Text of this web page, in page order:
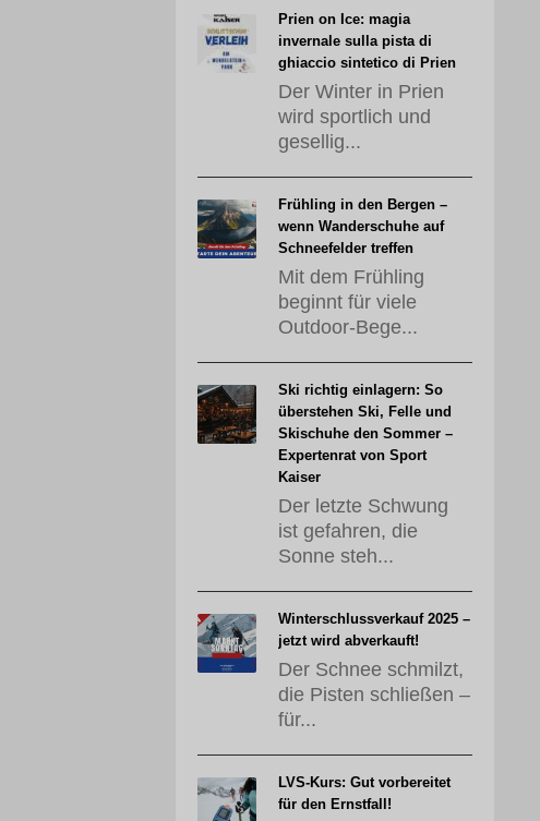
Prien on Ice: magia
invernale sulla pista di
ghiaccio sintetico di Prien
Der Winter in Prien
wird sportlich und
gesellig...
Frühling in den Bergen –
wenn Wanderschuhe auf
Schneefelder treffen
Mit dem Frühling
beginnt für viele
Outdoor-Bege...
Ski richtig einlagern: So
überstehen Ski, Felle und
Skischuhe den Sommer –
Expertenrat von Sport
Kaiser
Der letzte Schwung
ist gefahren, die
Sonne steh...
Winterschlussverkauf 2025 –
jetzt wird abverkauft!
Der Schnee schmilzt,
die Pisten schließen –
für...
LVS-Kurs: Gut vorbereitet
für den Ernstfall!